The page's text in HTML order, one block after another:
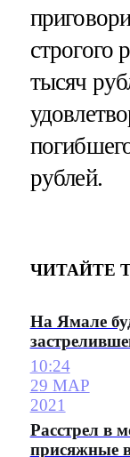
строгого
тысяч
рублей.
ЧИТАЙТЕ
На Ямале
10:24
29 МАР
2021
Расстрел в
присяжные